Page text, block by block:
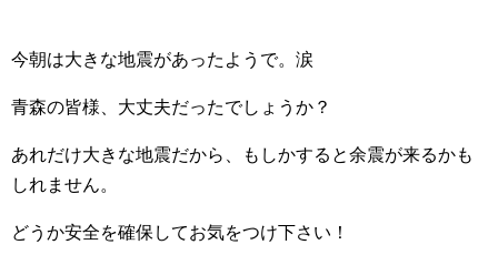
今朝は大きな地震があったようで。涙
青森の皆様、大丈夫だったでしょうか？
あれだけ大きな地震だから、もしかすると余震が来るかも
しれません。
どうか安全を確保してお気をつけ下さい！